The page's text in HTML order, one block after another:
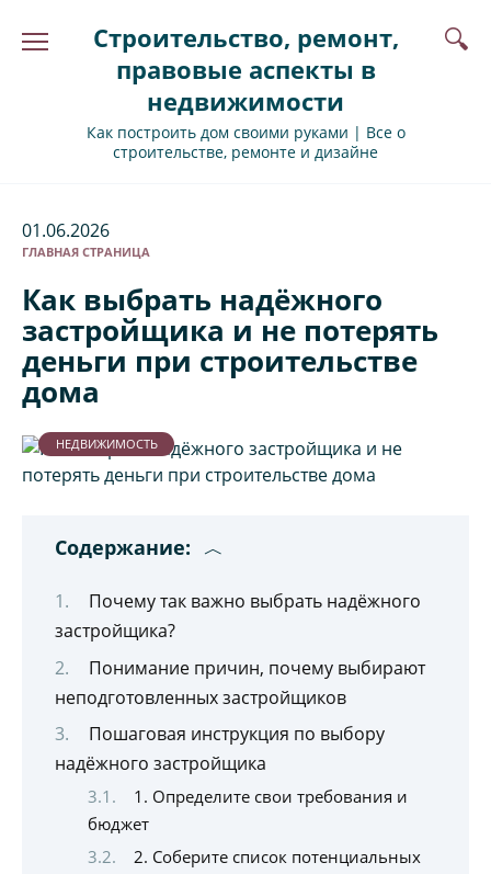
Строительство, ремонт,
правовые аспекты в
недвижимости
Как построить дом своими руками | Все о
строительстве, ремонте и дизайне
01.06.2026
ГЛАВНАЯ СТРАНИЦА
Как выбрать надёжного
застройщика и не потерять
деньги при строительстве
дома
НЕДВИЖИМОСТЬ
Содержание:
Почему так важно выбрать надёжного
застройщика?
Понимание причин, почему выбирают
неподготовленных застройщиков
Пошаговая инструкция по выбору
надёжного застройщика
1. Определите свои требования и
бюджет
2. Соберите список потенциальных